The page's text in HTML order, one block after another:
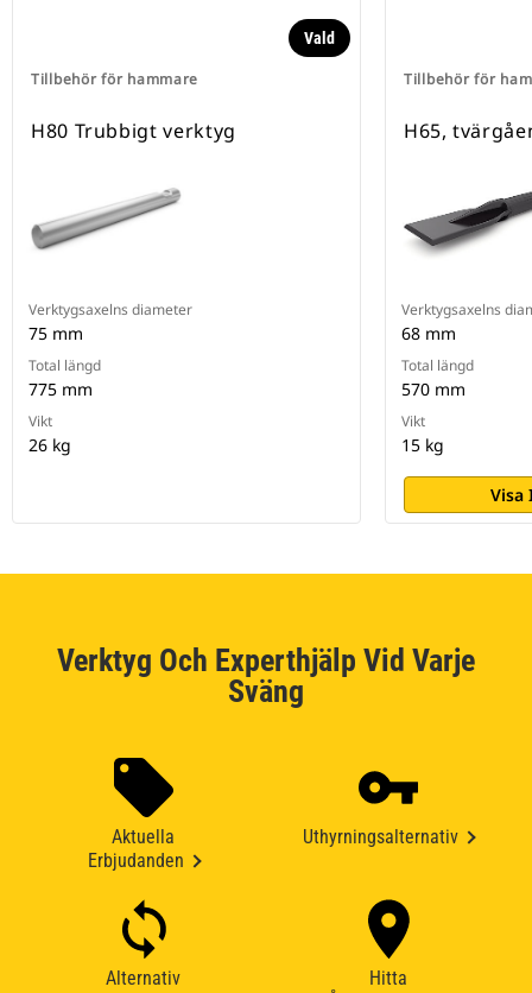
Tillbehör för hammare
Vald
H80 Trubbigt verktyg
Verktygsaxelns diameter
75 mm
Total längd
775 mm
Vikt
26 kg
Tillbehör för
H65,
Verktygsaxelns
68 mm
Total längd
570 mm
Vikt
15 kg
Visa
Verktyg Och Experthjälp Vid Varje
Sväng
Aktuella
Erbjudanden
Uthyrningsalternativ
Alternativ
Hitta